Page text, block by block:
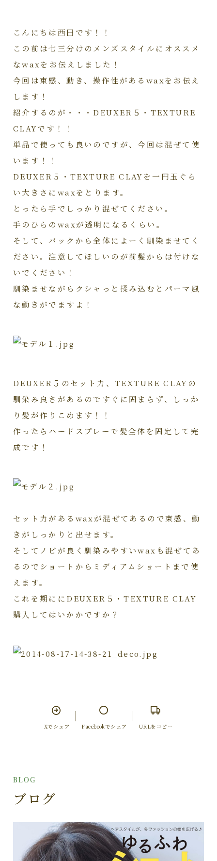
こんにちは西田です！！
この前は七三分けのメンズスタイルにオススメ
なwaxをお伝えしました！
今回は束感、動き、操作性があるwaxをお伝え
します！
紹介するのが・・・DEUXER５・TEXTURE
CLAYです！！
単品で使っても良いのですが、今回は混ぜて使
います！！
DEUXER５・TEXTURE CLAYを一円玉ぐら
い大きさにwaxをとります。
とったら手でしっかり混ぜてください。
手のひらのwaxが透明になるくらい。
そして、バックから全体によーく馴染ませてく
ださい。注意してほしいのが前髪からは付けな
いでください！
馴染ませながらクシャっと揉み込むとパーマ風
な動きがでますよ！
DEUXER５のセット力、TEXTURE CLAYの
馴染み良さがあるのですぐに固まらず、しっか
り髪が作りこめます！！
作ったらハードスプレーで髪全体を固定して完
成です！
セット力があるwaxが混ぜてあるので束感、動
きがしっかりと出せます。
そしてノビが良く馴染みやすいwaxも混ぜてあ
るのでショートからミディアムショートまで使
えます。
これを期ににDEUXER５・TEXTURE CLAY
購入してはいかかですか？
Xでシェア Facebookでシェア URLをコピー
BLOG
ブログ